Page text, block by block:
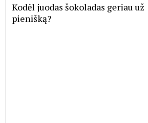
Kodėl juodas šokoladas geriau už
pienišką?